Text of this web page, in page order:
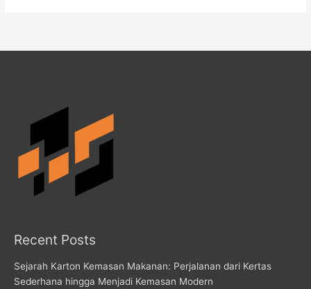
Recent Posts
Sejarah Karton Kemasan Makanan: Perjalanan dari Kertas
Sederhana hingga Menjadi Kemasan Modern